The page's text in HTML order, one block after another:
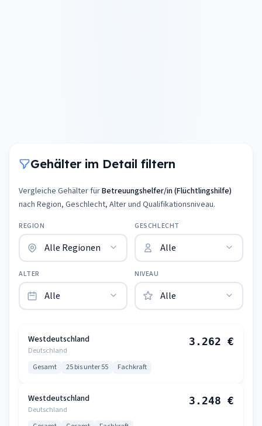
Gehälter im Detail filtern
Vergleiche Gehälter fürBetreuungshelfer/in (Flüchtlingshilfe)
nach Region, Geschlecht, Alter und Qualifikationsniveau.
REGION GESCHLECHT
ALTER NIVEAU
Westdeutschland
Deutschland
3.262 €
Gesamt 25 bis unter 55 Fachkraft
Westdeutschland
Deutschland
3.248 €